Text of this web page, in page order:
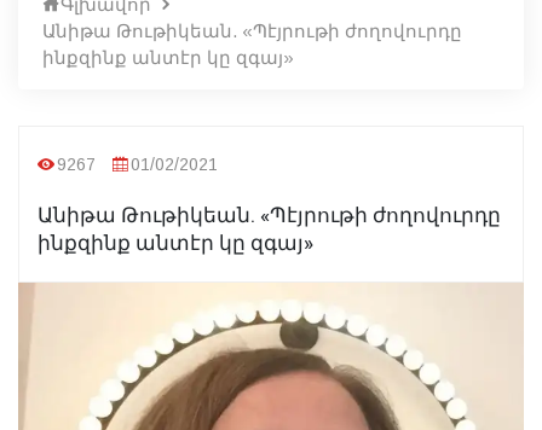
Անիթա Թութիկեան. «Պէյրութի ժողովուրդը
ինքզինք անտէր կը զգայ»
9267 01/02/2021
Անիթա Թութիկեան. «Պէյրութի ժողովուրդը
ինքզինք անտէր կը զգայ»